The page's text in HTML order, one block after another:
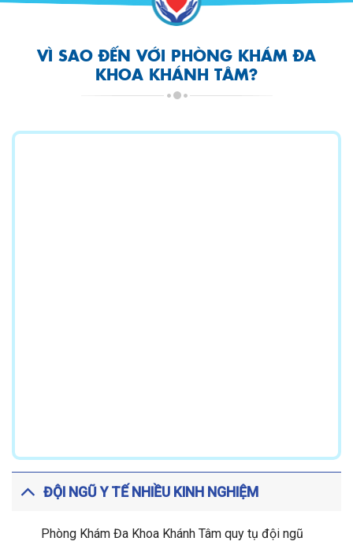
VÌ SAO ĐẾN VỚI PHÒNG KHÁM ĐA
KHOA KHÁNH TÂM?
ĐỘI NGŨ Y TẾ NHIỀU KINH NGHIỆM
Phòng Khám Đa Khoa Khánh Tâm quy tụ đội ngũ